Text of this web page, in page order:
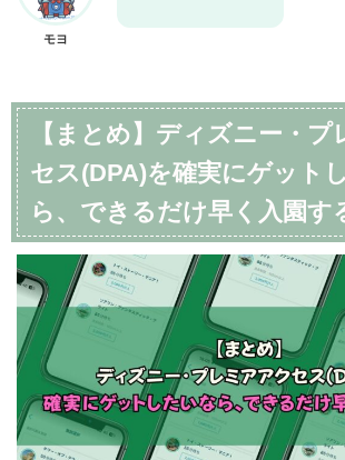
モヨ
【まとめ】ディズニー・プ
セス(DPA)を確実にゲット
ら、できるだけ早く入園す